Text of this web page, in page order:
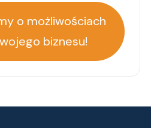
o możliwościach
biznesu!